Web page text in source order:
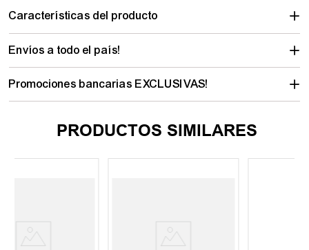
Características del producto
Envíos a todo el país!
Promociones bancarias EXCLUSIVAS!
PRODUCTOS SIMILARES